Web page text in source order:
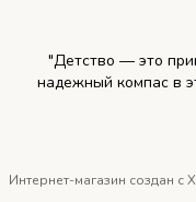
"Детство — это
надежный компас в
Интернет-магазин создан с